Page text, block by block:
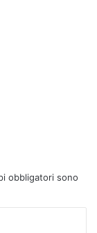
obbligatori sono